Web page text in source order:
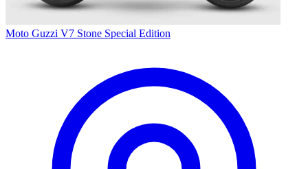
Moto Guzzi V7 Stone Special Edition